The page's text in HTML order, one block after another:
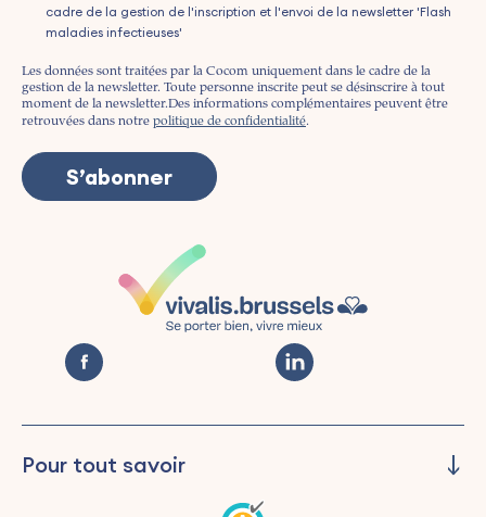
cadre de la gestion de l'inscription et l'envoi de la newsletter 'Flash
maladies infectieuses'
Les données sont traitées par la Cocom uniquement dans le cadre de la
gestion de la newsletter. Toute personne inscrite peut se désinscrire à tout
moment de la newsletter.Des informations complémentaires peuvent être
retrouvées dans notre politique de confidentialité.
Pour tout savoir